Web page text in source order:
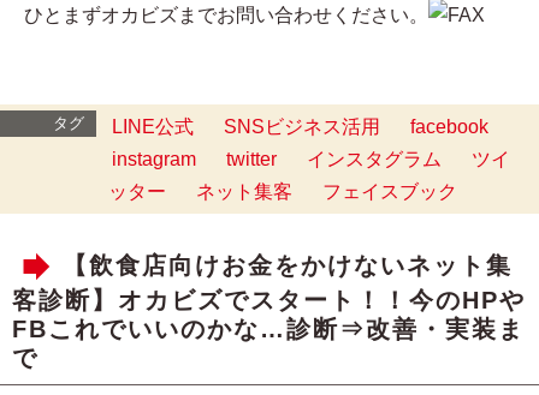
ひとまずオカビズまでお問い合わせください。
タグ LINE公式 SNSビジネス活用
facebook
instagram
twitter インスタグラム
ツイ
ッター
ネット集客 フェイスブック
【飲食店向けお金をかけないネット集
客診断】オカビズでスタート！！今のHPや
FBこれでいいのかな…診断⇒改善・実装ま
で